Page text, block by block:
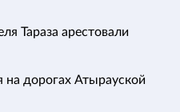
Тараза арестовали
на дорогах Атырауской